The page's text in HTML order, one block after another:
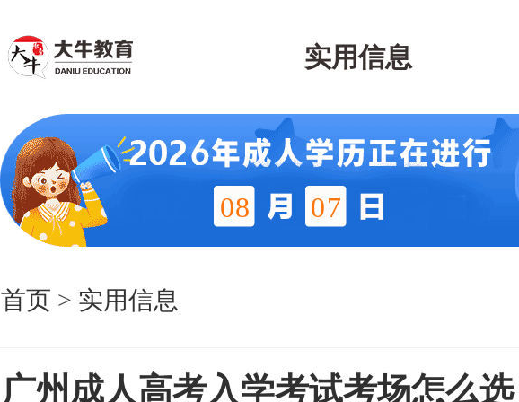
实用信息
08 07
首页 > 实用信息
广州成人高考入学考试考场怎么